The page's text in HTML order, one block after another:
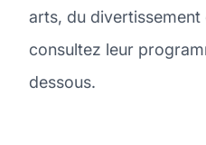
arts, du divertissement
consultez leur
dessous.